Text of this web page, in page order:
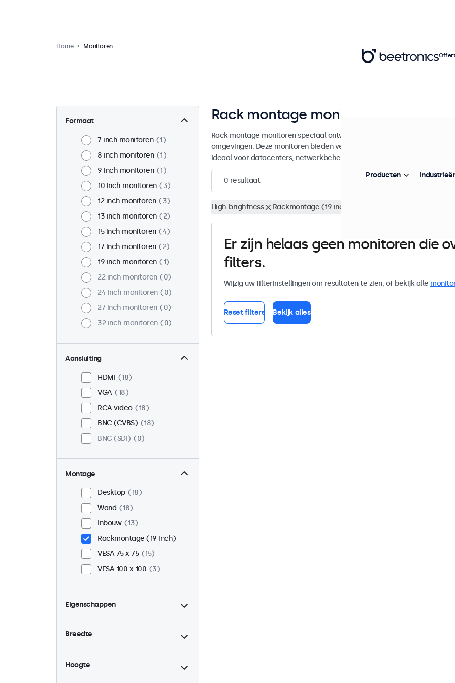
Home Monitoren
Formaat
7 inch monitoren
1
8 inch monitoren
1
9 inch monitoren
1
10 inch monitoren
3
12 inch monitoren
3
13 inch monitoren
2
15 inch monitoren
4
17 inch monitoren
2
19 inch monitoren
1
22 inch monitoren
0
24 inch monitoren
0
27 inch monitoren
0
32 inch monitoren
0
Aansluiting
HDMI
18
VGA
18
RCA video
18
BNC (CVBS)
18
BNC (SDI)
0
Montage
Desktop
18
Wand
18
Inbouw
13
Rackmontage (19 inch)
VESA 75 x 75
15
VESA 100 x 100
3
Eigenschappen
4:3 / 5:4
6
Dimbaar
18
Continu gebruik (24/7)
18
Breedte
Hoogte
Rack montage monitoren
Rack montage monitoren speciaal ontwikkeld voor integratie in 19-inch
omgevingen. Deze monitoren bieden veelzijdige aansluitmogelijkheden
Ideaal voor datacenters, netwerkbeheer en professionele toepassingen.
0 resultaat
High-brightness Rackmontage (19 inch)
Er zijn helaas geen monitoren die
filters.
Wijzig uw filterinstellingen om resultaten te zien, of bekijk alle
Reset filters Bekijk alles
Producten